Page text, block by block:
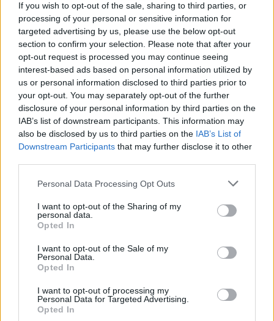
If you wish to opt-out of the sale, sharing to third parties, or
processing of your personal or sensitive information for
targeted advertising by us, please use the below opt-out
section to confirm your selection. Please note that after your
opt-out request is processed you may continue seeing
interest-based ads based on personal information utilized by
us or personal information disclosed to third parties prior to
your opt-out. You may separately opt-out of the further
disclosure of your personal information by third parties on the
IAB’s list of downstream participants. This information may
also be disclosed by us to third parties on the IAB’s List of
Downstream Participants that may further disclose it to other
Please note that this website/app uses one or more Google
not limited to your visit or usage behaviour. You may click to
grant or deny consent to Google and its third-party tags to
use your data for below specified purposes in below Google
consent section.
Personal Data Processing Opt Outs
I want to opt-out of the Sharing of my
personal data.
Opted In
I want to opt-out of the Sale of my
Personal Data.
Opted In
I want to opt-out of processing my
Personal Data for Targeted Advertising.
Opted In
Τι δείχνουν τα νέα βίντεο και οι περιορισμοί
τους
Παρά τη λειτουργία του ιστοτόπου, η αρχική
συγκομιδή αρχείων ενδέχεται να μην ικανοποιήσει
όσους αναζητούν αδιάσειστες, υψηλής ανάλυσης
αποδείξεις. Μεγάλο μέρος του υλικού παραμένει θολό
και στερείται κρίσιμης τηλεμετρίας στην οθόνη λόγω
της ανάγκης απόκρυψης των πραγματικών
δυνατοτήτων των αμερικανικών συστημάτων
Για παράδειγμα, στα πρόσφατα αποχαρακτηρισμένα
κλιπ, παρατηρούνται σφαιρικά ή κυλινδρικά
αντικείμενα που κινούνται με ταχύτητες που,
επιφανειακά, φαίνεται να αψηφούν την
αεροδυναμική. Ωστόσο, οι αναλυτές του AARO
υπογραμμίζουν ότι η έλλειψη παραθλάσεων
πτερύγια) δεν συνεπάγεται απαραίτητα εξωγήινη
προέλευση. Πολλές από αυτές τις καταγραφές